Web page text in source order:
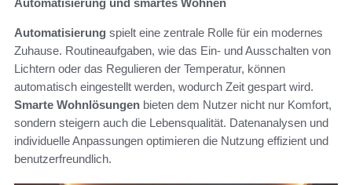
Automatisierung und smartes Wohnen
Automatisierung spielt eine zentrale Rolle für ein modernes
Zuhause. Routineaufgaben, wie das Ein- und Ausschalten von
Lichtern oder das Regulieren der Temperatur, können
automatisch eingestellt werden, wodurch Zeit gespart wird.
Smarte Wohnlösungen bieten dem Nutzer nicht nur Komfort,
sondern steigern auch die Lebensqualität. Datenanalysen und
individuelle Anpassungen optimieren die Nutzung effizient und
benutzerfreundlich.